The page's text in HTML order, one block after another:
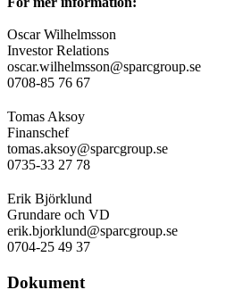
Oscar Wilhelmsson
Investor Relations
oscar.wilhelmsson@sparcgroup.se
0708-85 76 67
Tomas Aksoy
Finanschef
tomas.aksoy@sparcgroup.se
0735-33 27 78
Erik Björklund
Grundare och VD
erik.bjorklund@sparcgroup.se
0704-25 49 37
Dokument